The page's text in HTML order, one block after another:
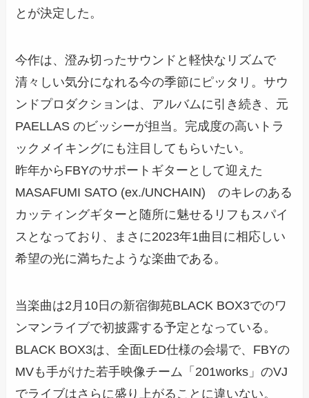
とが決定した。
今作は、澄み切ったサウンドと軽快なリズムで
清々しい気分になれる今の季節にピッタリ。サウ
ンドプロダクションは、アルバムに引き続き、元
PAELLAS のビッシーが担当。完成度の高いトラ
ックメイキングにも注目してもらいたい。
昨年からFBYのサポートギターとして迎えた
MASAFUMI SATO (ex./UNCHAIN) のキレのある
カッティングギターと随所に魅せるリフもスパイ
スとなっており、まさに2023年1曲目に相応しい
希望の光に満ちたような楽曲である。
当楽曲は2月10日の新宿御苑BLACK BOX3でのワ
ンマンライブで初披露する予定となっている。
BLACK BOX3は、全面LED仕様の会場で、FBYの
MVも手がけた若手映像チーム「201works」のVJ
でライブはさらに盛り上がることに違いない。